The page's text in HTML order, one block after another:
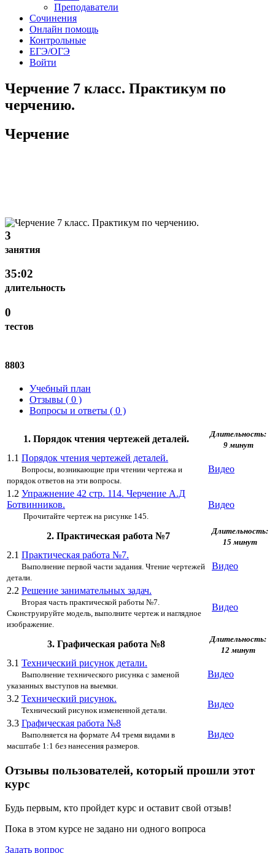
Преподаватели
Сочинения
Онлайн помощь
Контрольные
ЕГЭ/ОГЭ
Войти
Черчение 7 класс. Практикум по
черчению.
Черчение
3
занятия
35:02
длительность
0
тестов
8803
Учебный план
Отзывы ( 0 )
Вопросы и ответы ( 0 )
1. Порядок чтения чертежей деталей.
Длительность:
9 минут
1.1 Порядок чтения чертежей деталей.
Вопросы, возникающие при чтении чертежа и
порядок ответов на эти вопросы.
Видео
1.2 Упражнение 42 стр. 114. Черчение А.Д
Ботвинников.
Прочитайте чертеж на рисунке 145.
Видео
2. Практическая работа №7
Длительность:
15 минут
2.1 Практическая работа №7.
Выполнение первой части задания. Чтение чертежей
детали.
Видео
2.2 Решение занимательных задач.
Вторая часть практической работы №7.
Сконструируйте модель, выполните чертеж и наглядное
изображение.
Видео
3. Графическая работа №8
Длительность:
12 минут
3.1 Технический рисунок детали.
Выполнение технического рисунка с заменой
указанных выступов на выемки.
Видео
3.2 Технический рисунок.
Технический рисунок измененной детали.
Видео
3.3 Графическая работа №8
Выполняется на формате А4 тремя видами в
масштабе 1:1 без нанесения размеров.
Видео
Отзывы пользователей, который прошли этот
курс
Будь первым, кто пройдет курс и оставит свой отзыв!
Пока в этом курсе не задано ни одного вопроса
Задать вопрос